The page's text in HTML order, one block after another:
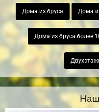
Дома из бруса Дома
Дома из бруса более